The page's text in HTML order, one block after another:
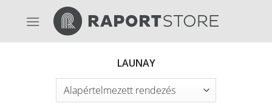
LAUNAY